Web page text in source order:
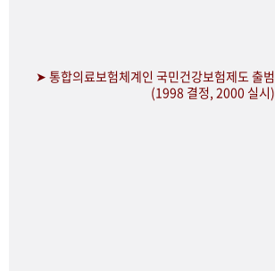
➤ 통합의료보험체계인 국민건강보험제도 출범
(1998 결정, 2000 실시)